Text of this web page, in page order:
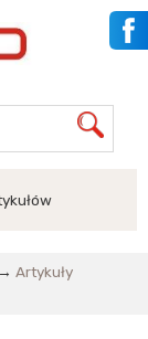
→ Artykuły